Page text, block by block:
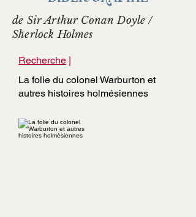
de Sir Arthur Conan Doyle /
Sherlock Holmes
Recherche |
La folie du colonel Warburton et
autres histoires holmésiennes